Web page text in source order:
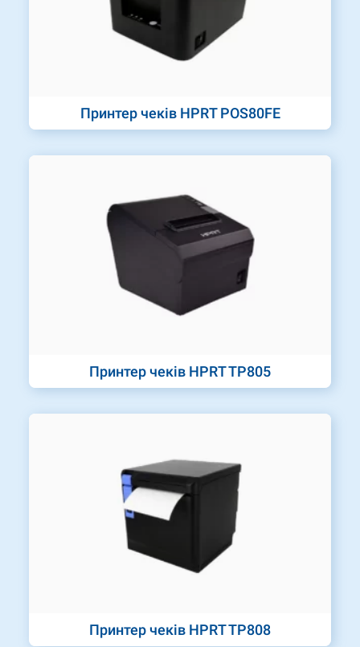
Принтер чеків HPRT POS80FE
Принтер чеків HPRT TP805
Принтер чеків HPRT TP808